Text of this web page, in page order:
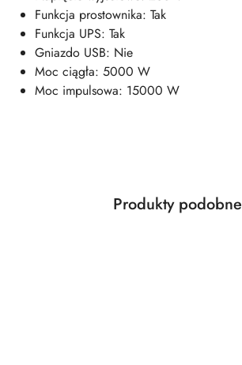
Funkcja prostownika: Tak
Funkcja UPS: Tak
Gniazdo USB: Nie
Moc ciągła: 5000 W
Moc impulsowa: 15000 W
Pomiń karuzelę produktów
Produkty
Produkty podobne